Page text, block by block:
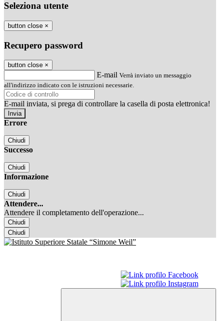
Seleziona utente
button close ×
Recupero password
button close ×
E-mail Verrà inviato un messaggio
all'indirizzo indicato con le istruzioni necessarie.
E-mail inviata, si prega di controllare la casella di posta elettronica!
Errore
Chiudi
Successo
Chiudi
Informazione
Chiudi
Attendere...
Attendere il completamento dell'operazione...
Chiudi
Chiudi